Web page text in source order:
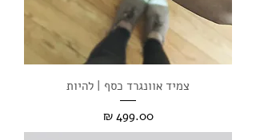
צמיד אוונגרד כסף | להיות
מחיר‏499.00 ‏₪